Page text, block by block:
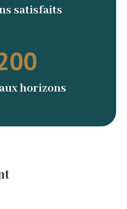
satisfaits
horizons